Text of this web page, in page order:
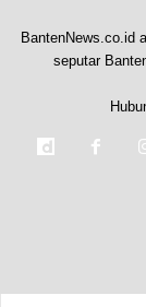
BantenNews.co.id
seputar